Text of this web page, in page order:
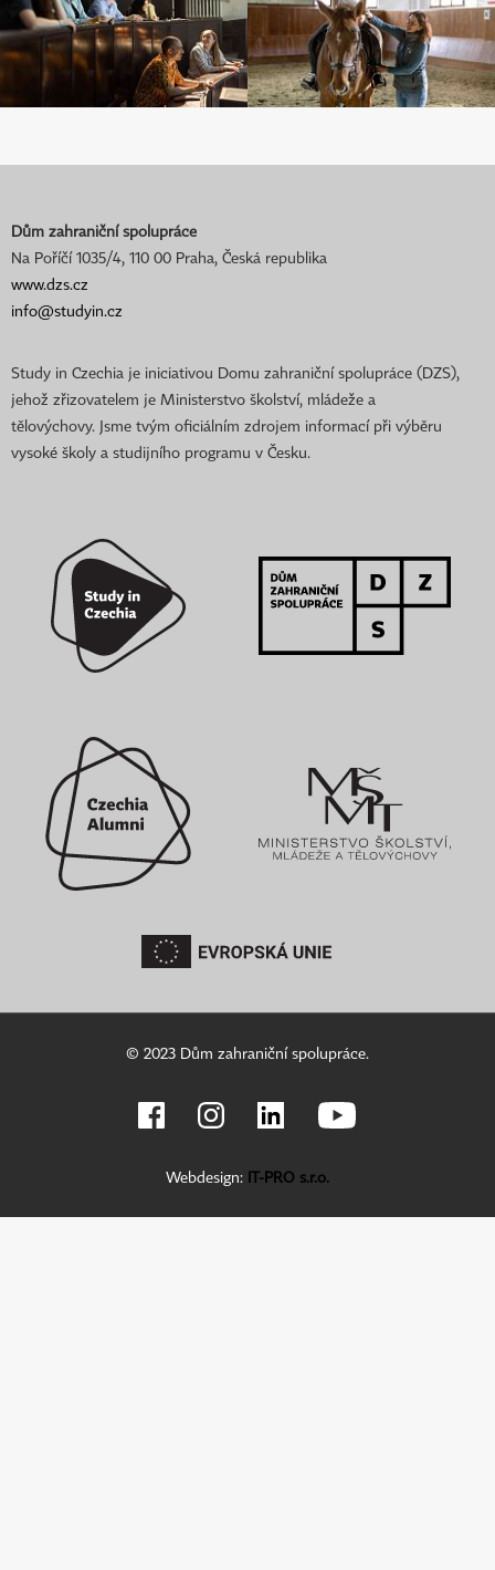
Dům zahraniční spolupráce
Na Poříčí 1035/4, 110 00 Praha, Česká republika
www.dzs.cz
info@studyin.cz
Study in Czechia je iniciativou Domu zahraniční spolupráce (DZS),
jehož zřizovatelem je Ministerstvo školství, mládeže a
tělovýchovy. Jsme tvým oficiálním zdrojem informací při výběru
vysoké školy a studijního programu v Česku.
© 2023 Dům zahraniční spolupráce.
Webdesign: IT-PRO s.r.o.